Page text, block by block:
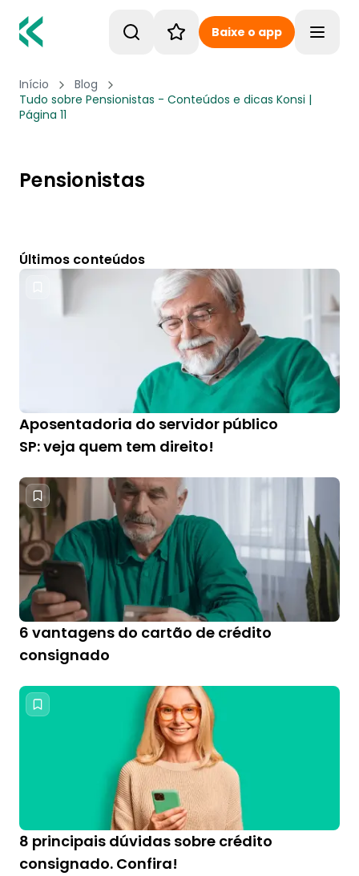
Baixe o app
Início
Blog
Tudo sobre Pensionistas - Conteúdos e dicas Konsi |
Página 11
Pensionistas
Últimos conteúdos
Aposentadoria do servidor público
SP: veja quem tem direito!
6 vantagens do cartão de crédito
consignado
8 principais dúvidas sobre crédito
consignado. Confira!